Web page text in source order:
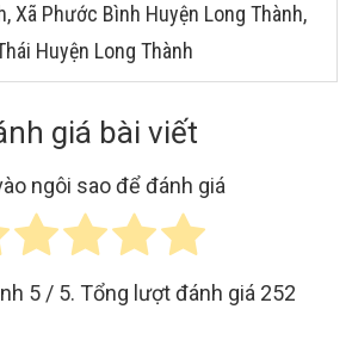
Xã Phước Bình Huyện Long Thành,
Huyện Long Thành
giá bài viết
ngôi sao để đánh giá
5 / 5. Tổng lượt đánh giá 252